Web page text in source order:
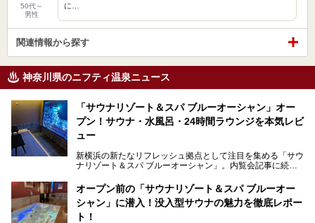
50代～
男性
に…
関連情報から探す
神奈川県のニフティ温泉ニュース
「サウナリゾート＆スパ ブルーオーシャン」オー
プン！サウナ・水風呂・24時間ラウンジを本気レビ
ュー
新横浜の新たなリフレッシュ拠点として注目を集める「サウ
ナリゾート＆スパ ブルーオーシャン」。内覧会記事に続
す。サウナや水風呂の気持ちよさはもちろん、リラックスス
ペースの過ごしやすさまで徹底チェック。新横浜エリアで日
常の疲れをリセットしたい人、ライブやスポーツ観戦遠征組
は必見です。
オープン前の「サウナリゾート＆スパ ブルーオー
シャン」に潜入！没入型サウナの魅力を徹底レポー
ト！